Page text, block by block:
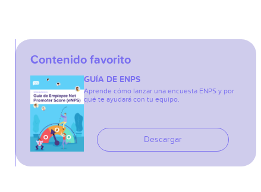
Contenido favorito
GUÍA DE ENPS
Aprende cómo lanzar una encuesta ENPS y por
qué te ayudará con tu equipo.
Descargar